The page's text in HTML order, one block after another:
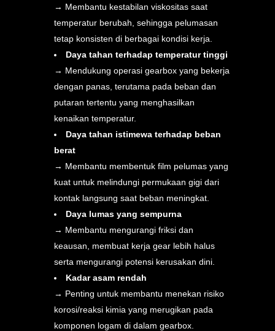
→ Membantu kestabilan viskositas saat
temperatur berubah, sehingga pelumasan
tetap konsisten di berbagai kondisi kerja.
Daya tahan terhadap temperatur tinggi
→ Mendukung operasi gearbox yang bekerja
dengan panas, terutama pada beban dan
putaran tertentu yang menghasilkan
kenaikan temperatur.
Daya tahan istimewa terhadap beban
berat
→ Membantu membentuk film pelumas yang
kuat untuk melindungi permukaan gigi dari
kontak langsung saat beban meningkat.
Daya lumas yang sempurna
→ Membantu mengurangi friksi dan
keausan, membuat kerja gear lebih halus
serta mengurangi potensi kerusakan dini.
Kadar asam rendah
→ Penting untuk membantu menekan risiko
korosi/reaksi kimia yang merugikan pada
komponen logam di dalam gearbox.